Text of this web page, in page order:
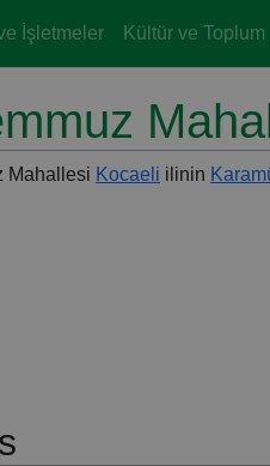
İşletmeler Kültür ve Toplum
Mahallesi Kocaeli ilinin